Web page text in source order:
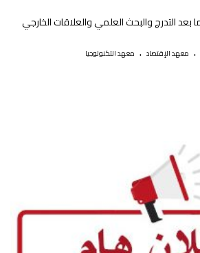
بعد التدرج والبحث العلمي والعلاقات الخارجي
. معهد الإقتصاد . معهد التكنولوجيا